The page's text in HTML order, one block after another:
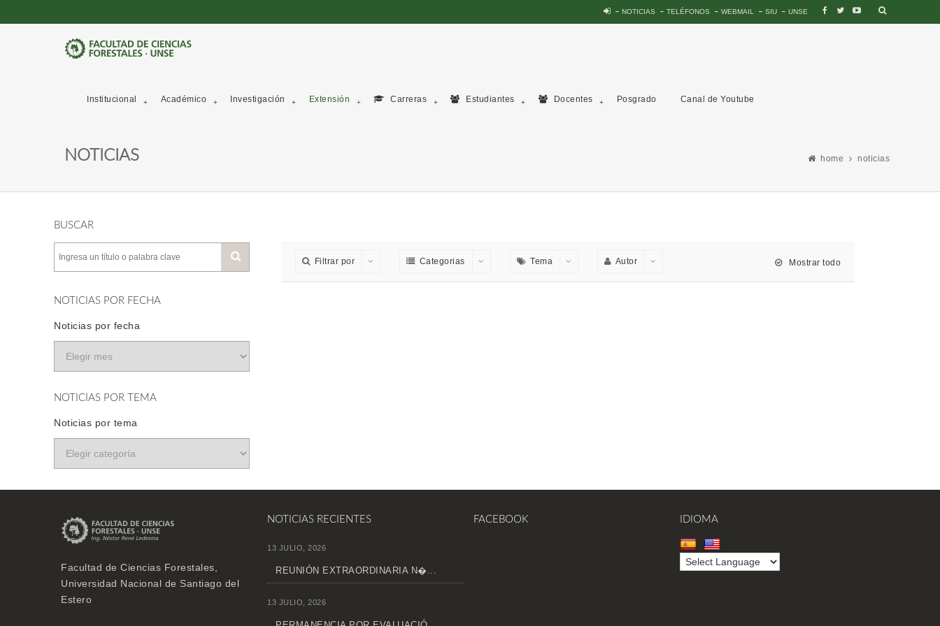
NOTICIAS TELÉFONOS WEBMAIL SIU UNSE
Institucional Académico Investigación Extensión Carreras Estudiantes Docentes Posgrado Canal de Youtube
NOTICIAS home noticias
BUSCAR
NOTICIAS POR FECHA
Noticias por fecha
NOTICIAS POR TEMA
Noticias por tema
Filtrar por Categorias Tema Autor Mostrar todo
Facultad de Ciencias Forestales,
Universidad Nacional de Santiago del
Estero
NOTICIAS RECIENTES
13 JULIO, 2026
REUNIÓN EXTRAORDINARIA N�...
13 JULIO, 2026
FACEBOOK IDIOMA